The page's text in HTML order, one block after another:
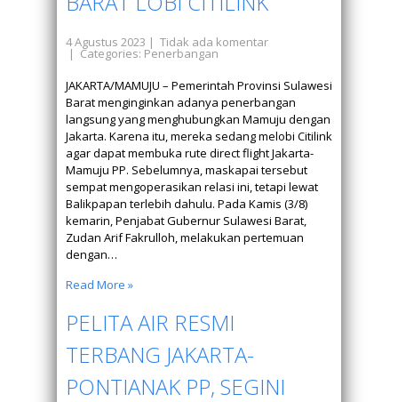
4 Agustus 2023 | Tidak ada komentar
| Categories: Penerbangan
JAKARTA/MAMUJU – Pemerintah Provinsi Sulawesi
Barat menginginkan adanya penerbangan
langsung yang menghubungkan Mamuju dengan
Jakarta. Karena itu, mereka sedang melobi Citilink
agar dapat membuka rute direct flight Jakarta-
Mamuju PP. Sebelumnya, maskapai tersebut
sempat mengoperasikan relasi ini, tetapi lewat
Balikpapan terlebih dahulu. Pada Kamis (3/8)
kemarin, Penjabat Gubernur Sulawesi Barat,
Zudan Arif Fakrulloh, melakukan pertemuan
dengan…
Read More »
PELITA AIR RESMI
TERBANG JAKARTA-
PONTIANAK PP, SEGINI